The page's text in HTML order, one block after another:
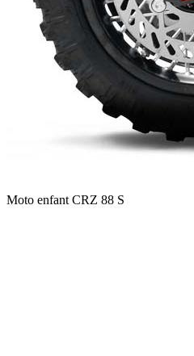
Moto enfant CRZ 88 S